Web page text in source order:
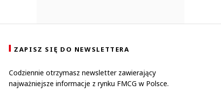
ZAPISZ SIĘ DO NEWSLETTERA
Codziennie otrzymasz newsletter zawierający
najważniejsze informacje z rynku FMCG w Polsce.